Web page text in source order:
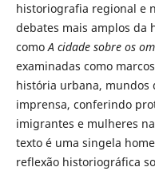
historiografia regional e
debates mais amplos da
comoA cidade sobre os
examinadas como
história urbana,
imprensa, conferindo
imigrantes e mulheres
texto é uma singela
reflexão historiográfica